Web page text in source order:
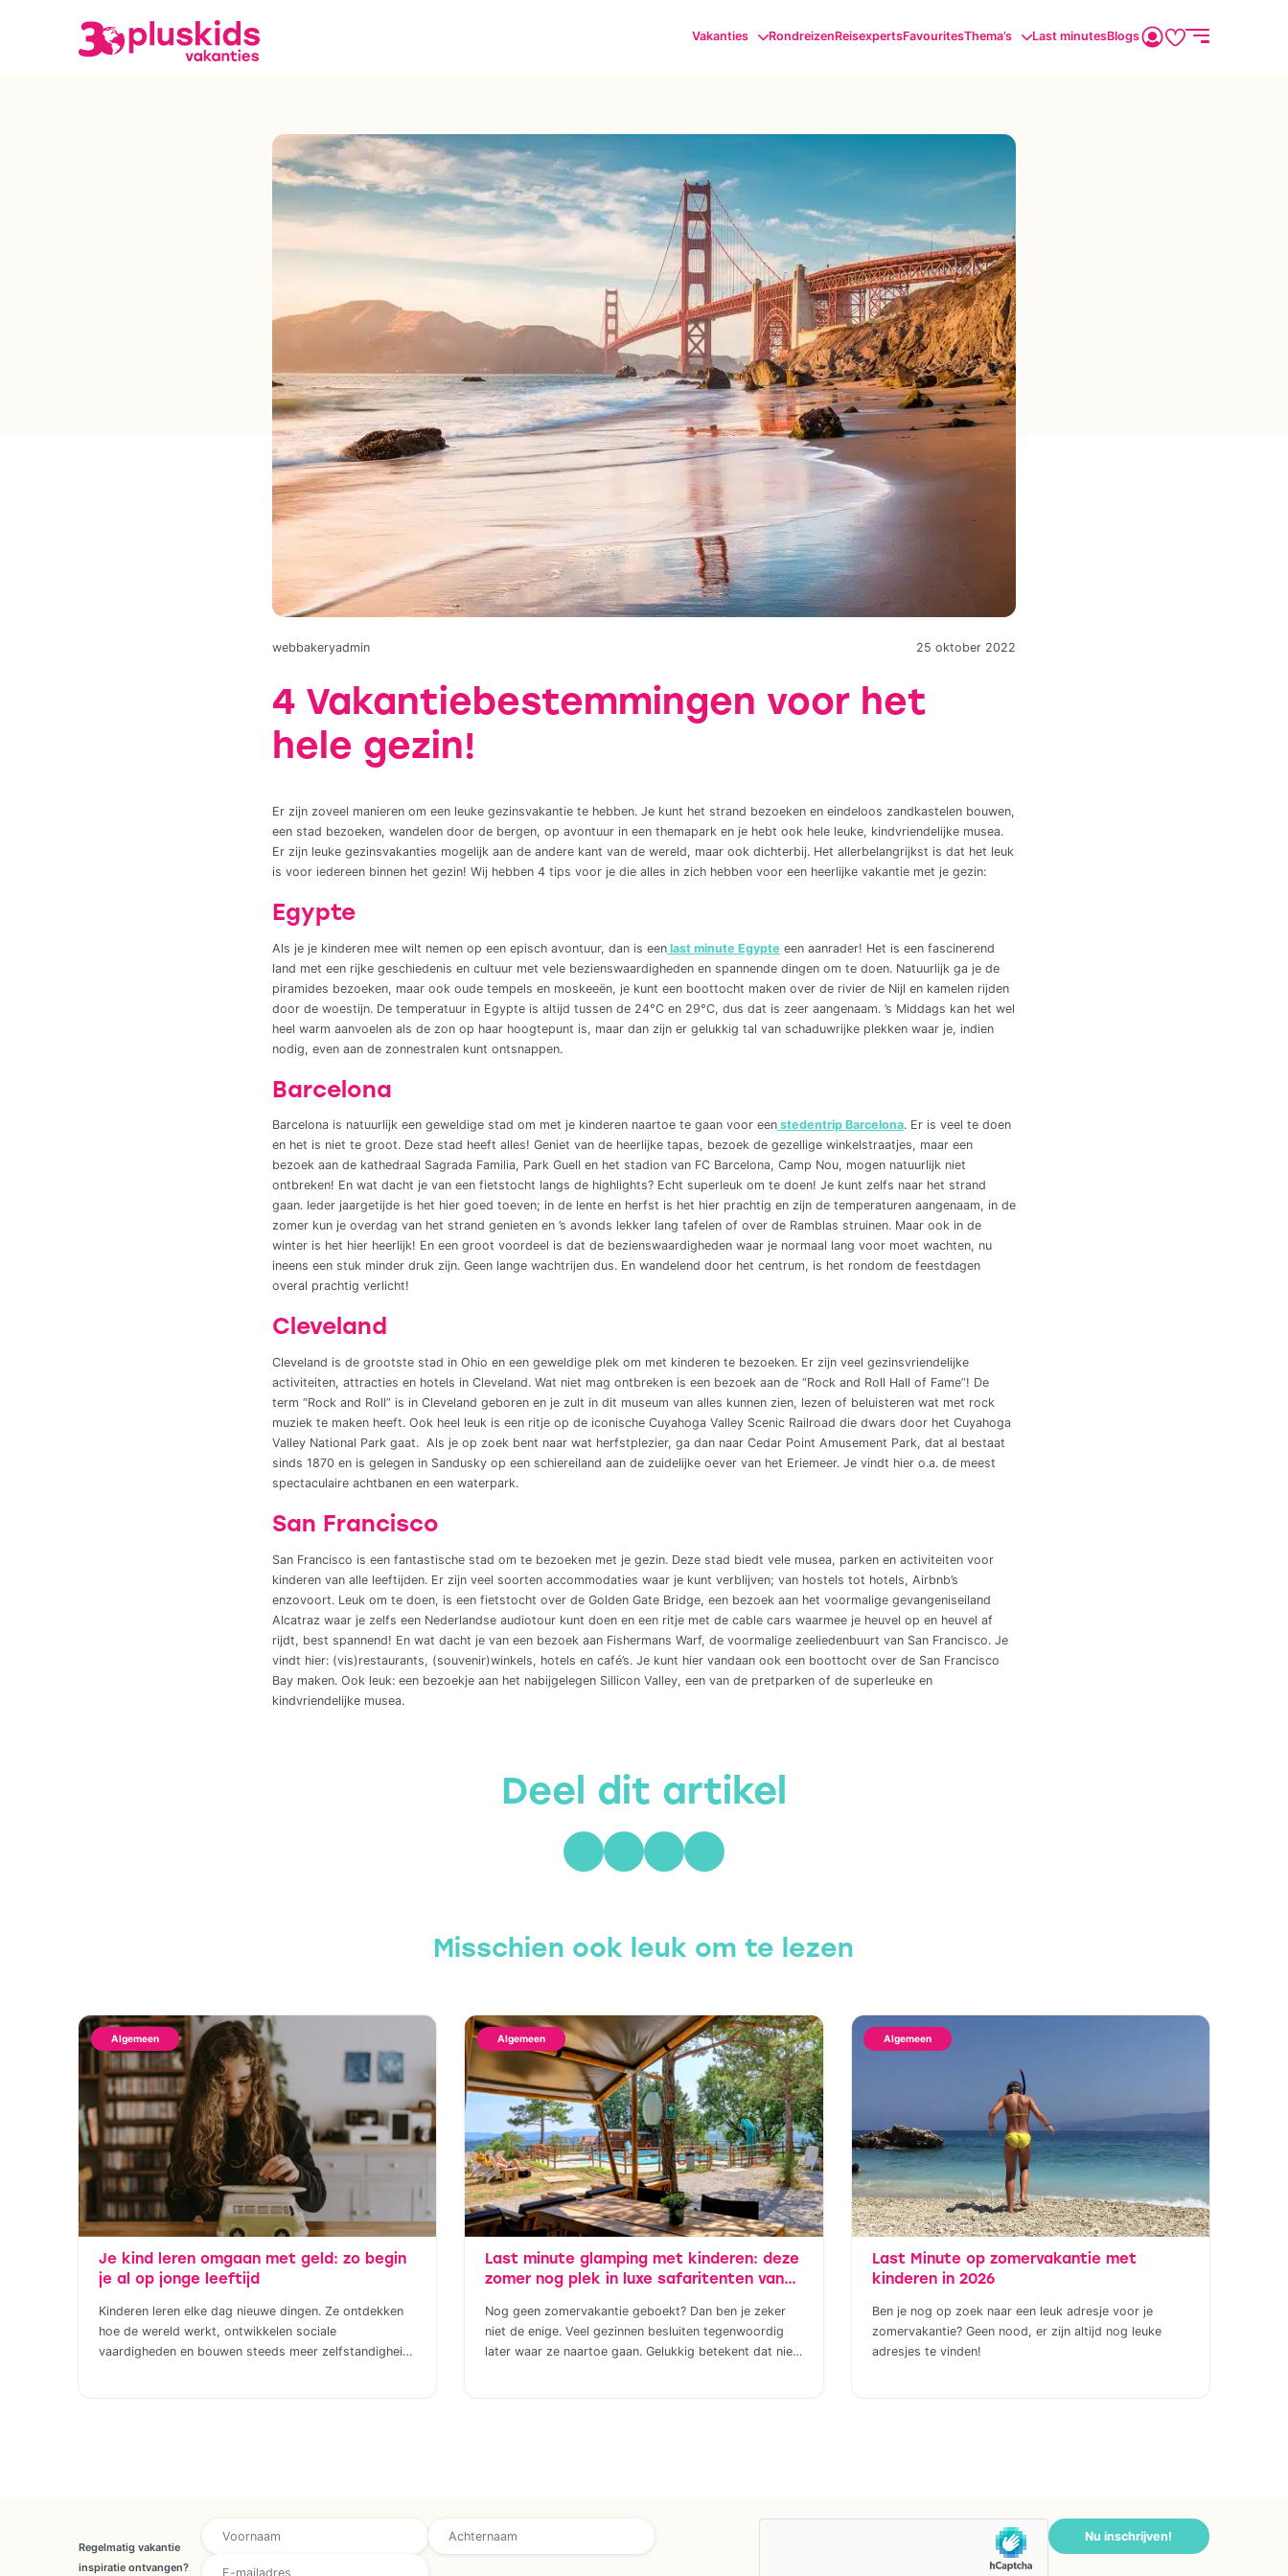
Vakanties RondreizenReisexpertsFavouritesThema’s Last minutesBlogs
webbakeryadmin 25 oktober 2022
4 Vakantiebestemmingen voor het
hele gezin!
Er zijn zoveel manieren om een ​​leuke gezinsvakantie te hebben. Je kunt het strand bezoeken en eindeloos zandkastelen bouwen,
een stad bezoeken, wandelen door de bergen, op avontuur in een themapark en je hebt ook hele leuke, kindvriendelijke musea.
Er zijn leuke gezinsvakanties mogelijk aan de andere kant van de wereld, maar ook dichterbij. Het allerbelangrijkst is dat het leuk
is voor iedereen binnen het gezin! Wij hebben 4 tips voor je die alles in zich hebben voor een heerlijke vakantie met je gezin:
Egypte
Als je je kinderen mee wilt nemen op een episch avontuur, dan is een last minute Egypte een aanrader! Het is een fascinerend
land met een rijke geschiedenis en cultuur met vele bezienswaardigheden en spannende dingen om te doen. Natuurlijk ga je de
piramides bezoeken, maar ook oude tempels en moskeeën, je kunt een boottocht maken over de rivier de Nijl en kamelen rijden
door de woestijn. De temperatuur in Egypte is altijd tussen de 24°C en 29°C, dus dat is zeer aangenaam. ’s Middags kan het wel
heel warm aanvoelen als de zon op haar hoogtepunt is, maar dan zijn er gelukkig tal van schaduwrijke plekken waar je, indien
nodig, even aan de zonnestralen kunt ontsnappen.
Barcelona
Barcelona is natuurlijk een geweldige stad om met je kinderen naartoe te gaan voor een stedentrip Barcelona. Er is veel te doen
en het is niet te groot. Deze stad heeft alles! Geniet van de heerlijke tapas, bezoek de gezellige winkelstraatjes, maar een
bezoek aan de kathedraal Sagrada Familia, Park Guell en het stadion van FC Barcelona, Camp Nou, mogen natuurlijk niet
ontbreken! En wat dacht je van een fietstocht langs de highlights? Echt superleuk om te doen! Je kunt zelfs naar het strand
gaan. Ieder jaargetijde is het hier goed toeven; in de lente en herfst is het hier prachtig en zijn de temperaturen aangenaam, in de
zomer kun je overdag van het strand genieten en ’s avonds lekker lang tafelen of over de Ramblas struinen. Maar ook in de
winter is het hier heerlijk! En een groot voordeel is dat de bezienswaardigheden waar je normaal lang voor moet wachten, nu
ineens een stuk minder druk zijn. Geen lange wachtrijen dus. En wandelend door het centrum, is het rondom de feestdagen
overal prachtig verlicht!
Cleveland
Cleveland is de grootste stad in Ohio en een geweldige plek om met kinderen te bezoeken. Er zijn veel gezinsvriendelijke
activiteiten, attracties en hotels in Cleveland. Wat niet mag ontbreken is een bezoek aan de “Rock and Roll Hall of Fame”! De
term “Rock and Roll” is in Cleveland geboren en je zult in dit museum van alles kunnen zien, lezen of beluisteren wat met rock
muziek te maken heeft. Ook heel leuk is een ritje op de iconische Cuyahoga Valley Scenic Railroad die dwars door het Cuyahoga
Valley National Park gaat. Als je op zoek bent naar wat herfstplezier, ga dan naar Cedar Point Amusement Park, dat al bestaat
sinds 1870 en is gelegen in Sandusky op een schiereiland aan de zuidelijke oever van het Eriemeer. Je vindt hier o.a. de meest
spectaculaire achtbanen en een waterpark.
San Francisco
San Francisco is een fantastische stad om te bezoeken met je gezin. Deze stad biedt vele musea, parken en activiteiten voor
kinderen van alle leeftijden. Er zijn veel soorten accommodaties waar je kunt verblijven; van hostels tot hotels, Airbnb’s
enzovoort. Leuk om te doen, is een fietstocht over de Golden Gate Bridge, een bezoek aan het voormalige gevangeniseiland
Alcatraz waar je zelfs een Nederlandse audiotour kunt doen en een ritje met de cable cars waarmee je heuvel op en heuvel af
rijdt, best spannend! En wat dacht je van een bezoek aan Fishermans Warf, de voormalige zeeliedenbuurt van San Francisco. Je
vindt hier: (vis)restaurants, (souvenir)winkels, hotels en café’s. Je kunt hier vandaan ook een boottocht over de San Francisco
Bay maken. Ook leuk: een bezoekje aan het nabijgelegen Sillicon Valley, een van de pretparken of de superleuke en
kindvriendelijke musea.
Deel dit artikel
Misschien ook leuk om te lezen
Algemeen
Je kind leren omgaan met geld: zo begin
je al op jonge leeftijd
Kinderen leren elke dag nieuwe dingen. Ze ontdekken
hoe de wereld werkt, ontwikkelen sociale
vaardigheden en bouwen steeds meer zelfstandigheid
Algemeen
Last minute glamping met kinderen: deze
zomer nog plek in luxe safaritenten van
Nog geen zomervakantie geboekt? Dan ben je zeker
niet de enige. Veel gezinnen besluiten tegenwoordig
later waar ze naartoe gaan. Gelukkig betekent dat niet
Algemeen
Last Minute op zomervakantie met
kinderen in 2026
Ben je nog op zoek naar een leuk adresje voor je
zomervakantie? Geen nood, er zijn altijd nog leuke
adresjes te vinden!
Regelmatig vakantie
inspiratie ontvangen?
Nu inschrijven!